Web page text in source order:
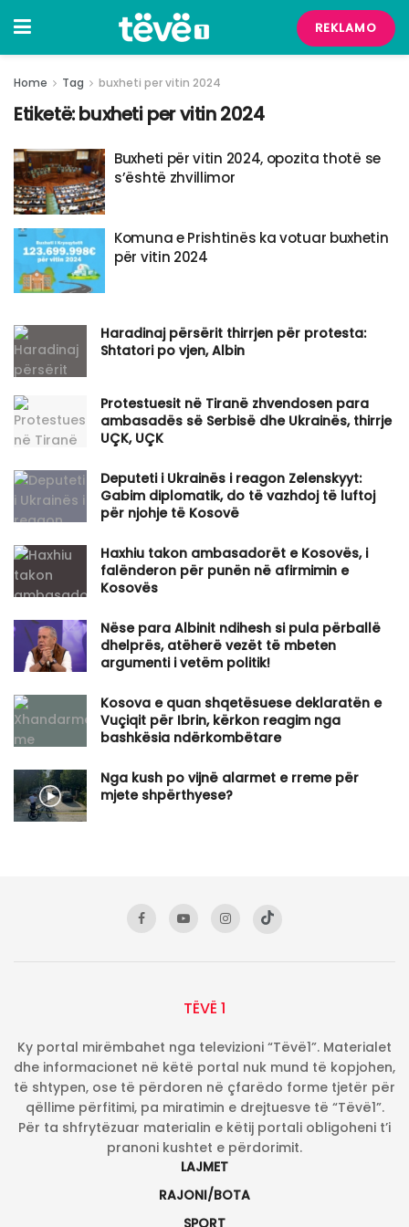
REKLAMO
Home Tag buxheti per vitin 2024
Etiketë:buxheti per vitin 2024
Buxheti për vitin 2024, opozita thotë se
s’është zhvillimor
Komuna e Prishtinës ka votuar buxhetin
për vitin 2024
Haradinaj përsërit thirrjen për protesta:
Shtatori po vjen, Albin
Protestuesit në Tiranë zhvendosen para
ambasadës së Serbisë dhe Ukrainës, thirrje
UÇK, UÇK
​Deputeti i Ukrainës i reagon Zelenskyyt:
Gabim diplomatik, do të vazhdoj të luftoj
për njohje të Kosovë
Haxhiu takon ambasadorët e Kosovës, i
falënderon për punën në afirmimin e
Kosovës
Nëse para Albinit ndihesh si pula përballë
dhelprës, atëherë vezët të mbeten
argumenti i vetëm politik!
Kosova e quan shqetësuese deklaratën e
Vuçiqit për Ibrin, kërkon reagim nga
bashkësia ndërkombëtare
Nga kush po vijnë alarmet e rreme për
mjete shpërthyese?
TËVË 1
Ky portal mirëmbahet nga televizioni “Tëvë1”. Materialet
dhe informacionet në këtë portal nuk mund të kopjohen,
të shtypen, ose të përdoren në çfarëdo forme tjetër për
qëllime përfitimi, pa miratimin e drejtuesve të “Tëvë1”.
Për ta shfrytëzuar materialin e këtij portali obligoheni t’i
pranoni kushtet e përdorimit.
LAJMET
RAJONI/BOTA